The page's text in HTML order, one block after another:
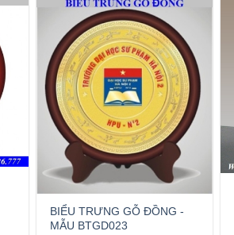
BIỂU TRƯNG GỖ ĐỒNG -
MẪU BTGD023